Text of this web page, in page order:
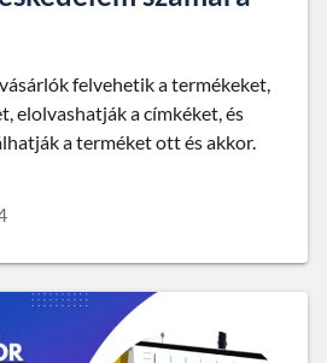
felvehetik a termékeket,
elolvashatják a címkéket, és
a terméket ott és akkor.